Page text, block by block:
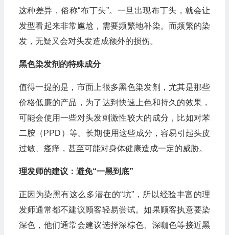
这种差异，俗称“布丁头”。一旦出现布丁头，就会让
发型看起来非常尴尬，需要频繁地补染。而频繁的染
发，无疑又会对头发造成额外的损伤。
黑色染发剂的特殊成分
值得一提的是，市面上很多黑色染发剂，尤其是那些
价格低廉的产品，为了达到快速上色和持久的效果，
可能会使用一些对头发刺激性较大的成分，比如对苯
二胺（PPD）等。长期使用这些成分，容易引起头皮
过敏、瘙痒，甚至可能对身体健康造成一定的威胁。
理发师的建议：避免“一黑到底”
正因为染黑有这么多潜在的“坑”，所以经验丰富的理
发师通常都不建议顾客轻易尝试。如果顾客执意要染
深色，他们通常会建议选择深棕色、深咖色等接近黑